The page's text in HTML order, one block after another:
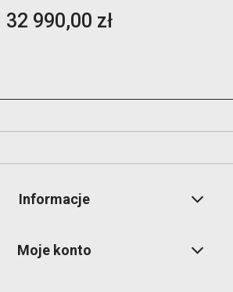
32 990,00 zł
Informacje
Moje konto